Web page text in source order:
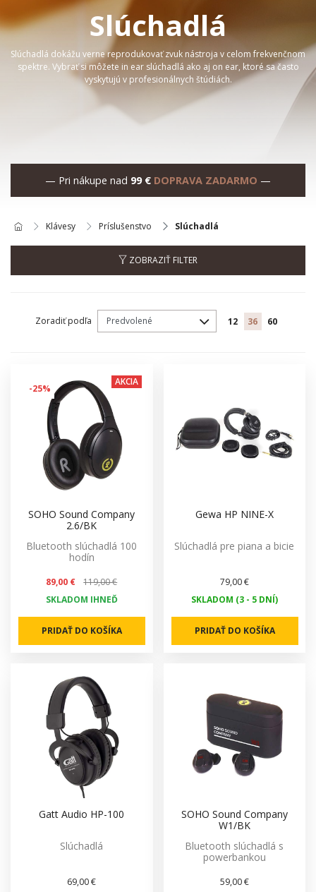
Slúchadlá
Slúchadlá dokážu verne reprodukovať zvuk nástroja v celom frekvenčnom
spektre. Vybrať si môžete in ear slúchadlá ako aj on ear, ktoré sa často
vyskytujú v profesionálnych štúdiách.
— Pri nákupe nad 99 € DOPRAVA ZADARMO —
Klávesy Príslušenstvo Slúchadlá
ZOBRAZIŤ FILTER
Zoradiť podľa 12 36 60
-25%
AKCIA
SOHO Sound Company
2.6/BK
Bluetooth slúchadlá 100
hodín
89,00 €
119,00 €
SKLADOM IHNEĎ
PRIDAŤ DO KOŠÍKA
Gewa HP NINE-X
Slúchadlá pre piana a bicie
79,00 €
SKLADOM (3 - 5 DNÍ)
PRIDAŤ DO KOŠÍKA
Gatt Audio HP-100
Slúchadlá
69,00 €
SOHO Sound Company
W1/BK
Bluetooth slúchadlá s
powerbankou
59,00 €